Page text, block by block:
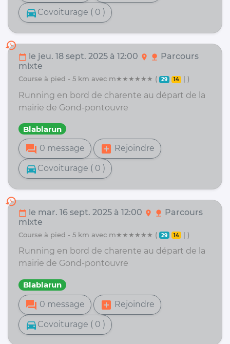
directions_car Covoiturage ( 0 )
history
calendar_today le jeu. 18 sept. 2025 à 12:00 location_on nature Parcours
mixte
course à pied - 5 km avec m★★★★★★ ( 29 14 | )
Running en bord de charente au départ de la
mairie de Gond-pontouvre
Blablarun
forum 0 message add_box Rejoindre
directions_car Covoiturage ( 0 )
history
calendar_today le mar. 16 sept. 2025 à 12:00 location_on nature Parcours
mixte
course à pied - 5 km avec m★★★★★★ ( 29 14 | )
Running en bord de charente au départ de la
mairie de Gond-pontouvre
Blablarun
forum 0 message add_box Rejoindre
directions_car Covoiturage ( 0 )